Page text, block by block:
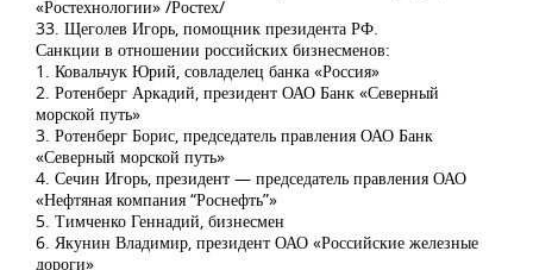
«Ростехнологии» /Ростех/
33. Щеголев Игорь, помощник президента РФ.
Санкции в отношении российских бизнесменов:
1. Ковальчук Юрий, совладелец банка «Россия»
2. Ротенберг Аркадий, президент ОАО Банк «Северный
морской путь»
3. Ротенберг Борис, председатель правления ОАО Банк
«Северный морской путь»
4. Сечин Игорь, президент — председатель правления ОАО
«Нефтяная компания “Роснефть”»
5. Тимченко Геннадий, бизнесмен
6. Якунин Владимир, президент ОАО «Российские железные
дороги»